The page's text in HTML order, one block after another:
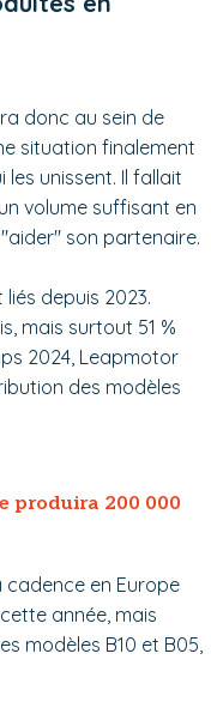
donc au sein de
situation finalement
unissent. Il fallait
volume suffisant en
son partenaire.
depuis 2023.
mais surtout 51 %
2024, Leapmotor
des modèles
produira 200 000
en Europe
année, mais
modèles B10 et B05,